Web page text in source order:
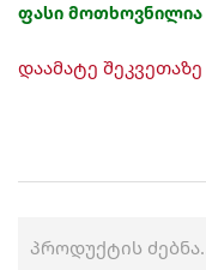
ფასი მოთხოვნილია
დაამატე შეკვეთაზე